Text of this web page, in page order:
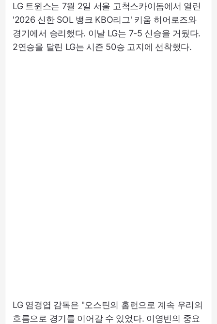
LG 트윈스는 7월 2일 서울 고척스카이돔에서 열린
'2026 신한 SOL 뱅크 KBO리그' 키움 히어로즈와
경기에서 승리했다. 이날 LG는 7-5 신승을 거뒀다.
2연승을 달린 LG는 시즌 50승 고지에 선착했다.
LG 염경엽 감독은 "오스틴의 홈런으로 계속 우리의
흐름으로 경기를 이어갈 수 있었다. 이영빈의 중요